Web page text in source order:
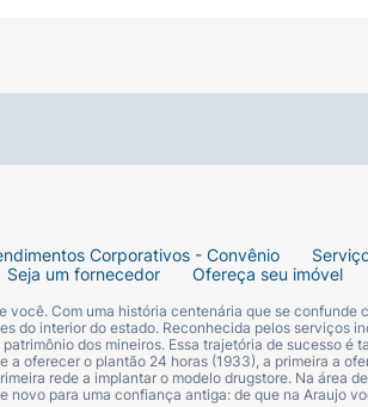
Corporativos - Convênio
Seja um fornecedor Ofereça seu imóvel
você. Com uma história centenária que se confunde
do interior do estado. Reconhecida pelos serviços
dos mineiros. Essa trajetória de sucesso é
oferecer o plantão 24 horas (1933), a primeira a
rede a implantar o modelo drugstore. Na área
novo para uma confiança antiga: de que na Araujo